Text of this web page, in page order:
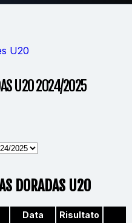
U20
U20 2024/2025
DORADAS U20
Data
Risultato